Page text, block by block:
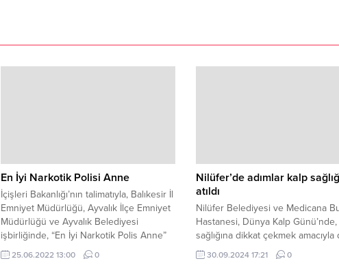
En İyi Narkotik Polisi Anne
İçişleri Bakanlığı’nın talimatıyla, Balıkesir İl
Emniyet Müdürlüğü, Ayvalık İlçe Emniyet
Müdürlüğü ve Ayvalık Belediyesi
işbirliğinde, “En İyi Narkotik Polis Anne”
konulu seminer düzenlendi.
25.06.2022 13:00 0
Nilüfer’de adımlar kalp
atıldı
Nilüfer Belediyesi ve Medicana
Hastanesi, Dünya Kalp
sağlığına dikkat çekmek amacıyla
yürüyüşü düzenledi.
30.09.2024 17:21 0